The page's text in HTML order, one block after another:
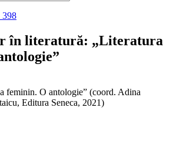
398
în literatură: „Literatura